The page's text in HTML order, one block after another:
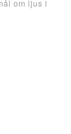
om ljus i